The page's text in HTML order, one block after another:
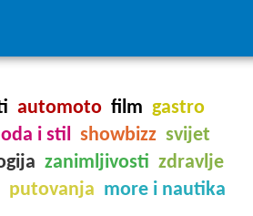
automoto film gastro
i stil showbizz svijet
zanimljivosti zdravlje
putovanja more i nautika